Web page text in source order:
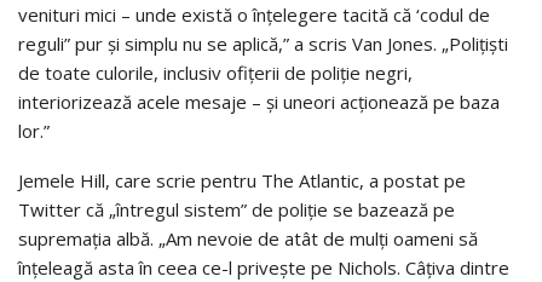
venituri mici – unde există o înțelegere tacită că ‘codul de
reguli” pur și simplu nu se aplică,” a scris Van Jones. „Polițiști
de toate culorile, inclusiv ofițerii de poliție negri,
interiorizează acele mesaje – și uneori acționează pe baza
lor.”
Jemele Hill, care scrie pentru The Atlantic, a postat pe
Twitter că „întregul sistem” de poliție se bazează pe
supremația albă. „Am nevoie de atât de mulți oameni să
înțeleagă asta în ceea ce-l privește pe Nichols. Câțiva dintre